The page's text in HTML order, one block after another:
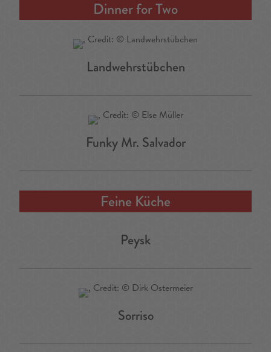
Dinner for Two
Landwehrstübchen
Funky Mr. Salvador
Feine Küche
Peysk
Sorriso